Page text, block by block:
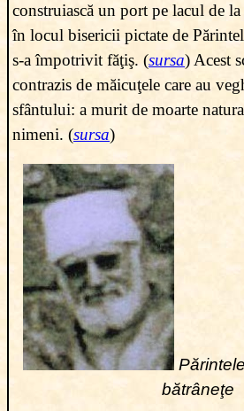
construiască un port pe lacul de
în locul bisericii pictate de
s-a împotrivit făţiş. (sursa) Acest
contrazis de măicuţele care au
sfântului: a murit de moarte
nimeni. (sursa)
bătrâneţe